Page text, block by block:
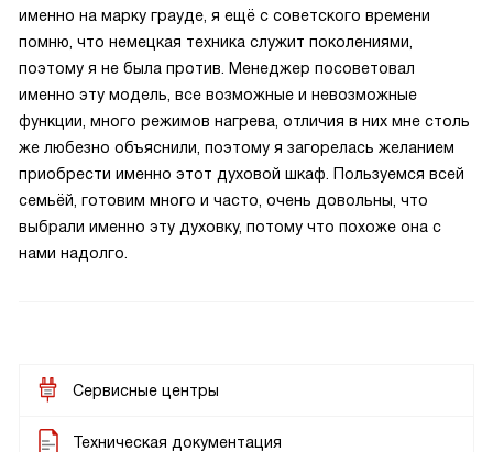
именно на марку грауде, я ещё с советского времени
помню, что немецкая техника служит поколениями,
поэтому я не была против. Менеджер посоветовал
именно эту модель, все возможные и невозможные
функции, много режимов нагрева, отличия в них мне столь
же любезно объяснили, поэтому я загорелась желанием
приобрести именно этот духовой шкаф. Пользуемся всей
семьёй, готовим много и часто, очень довольны, что
выбрали именно эту духовку, потому что похоже она с
нами надолго.
Сервисные центры
Техническая документация